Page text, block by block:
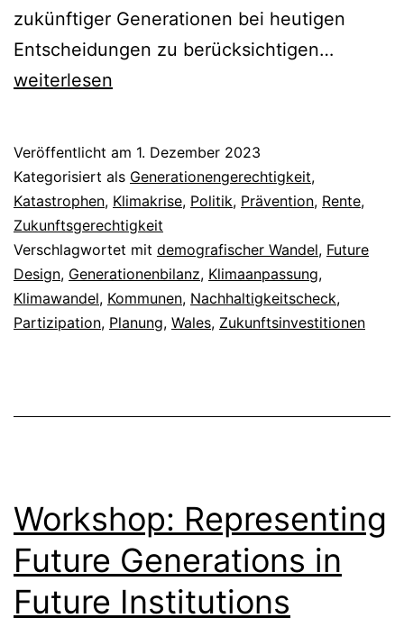
zukünftiger Generationen bei heutigen
Entscheidungen zu berücksichtigen…
und
weiterlesen
Veröffentlicht am 1. Dezember 2023
Kategorisiert als Generationengerechtigkeit,
Katastrophen, Klimakrise, Politik, Prävention, Rente,
Zukunftsgerechtigkeit
Verschlagwortet mit demografischer Wandel, Future
Design, Generationenbilanz, Klimaanpassung,
Klimawandel, Kommunen, Nachhaltigkeitscheck,
Partizipation, Planung, Wales, Zukunftsinvestitionen
Workshop: Representing
Future Generations in
Future Institutions